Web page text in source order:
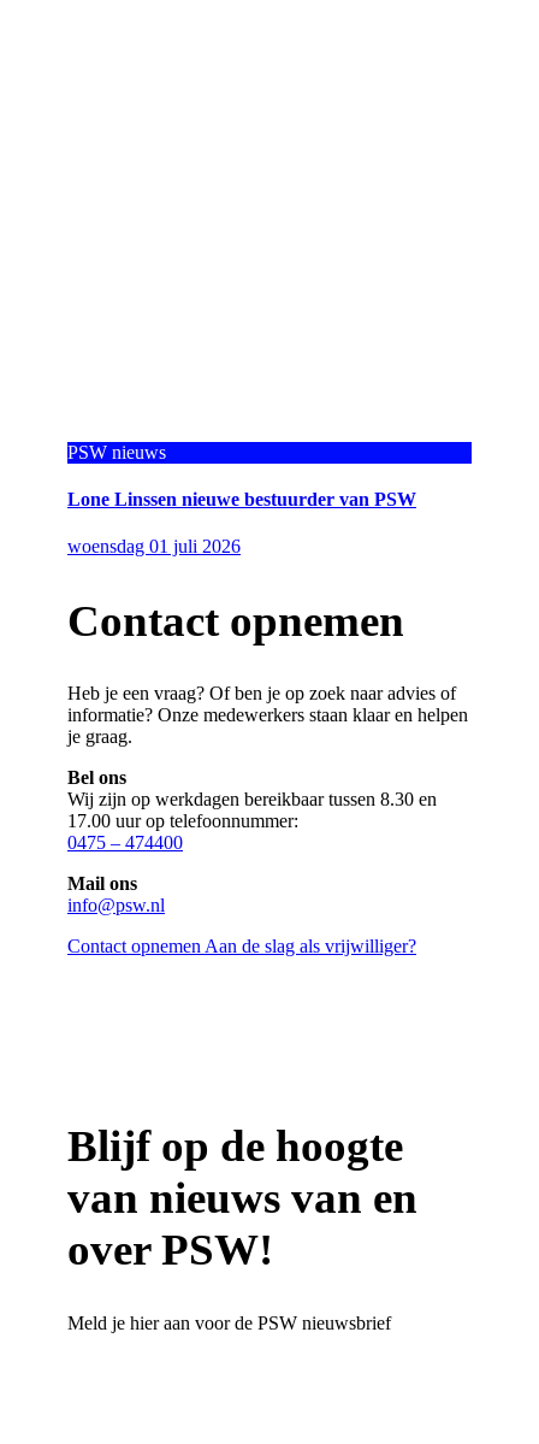
PSW nieuws
Lone Linssen nieuwe bestuurder van PSW
woensdag 01 juli 2026
Contact opnemen
Heb je een vraag? Of ben je op zoek naar advies of
informatie? Onze medewerkers staan klaar en helpen
je graag.
Bel ons
Wij zijn op werkdagen bereikbaar tussen 8.30 en
17.00 uur op telefoonnummer:
0475 – 474400
Mail ons
info@psw.nl
Contact opnemenAan de slag als vrijwilliger?
Blijf op de hoogte
van nieuws van en
over PSW!
Meld je hier aan voor de PSW nieuwsbrief